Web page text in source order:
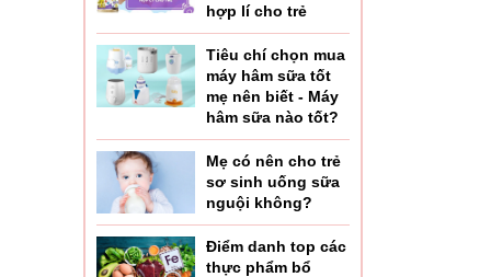
hợp lí cho trẻ
Tiêu chí chọn mua
máy hâm sữa tốt
mẹ nên biết - Máy
hâm sữa nào tốt?
Mẹ có nên cho trẻ
sơ sinh uống sữa
nguội không?
Điểm danh top các
thực phẩm bổ